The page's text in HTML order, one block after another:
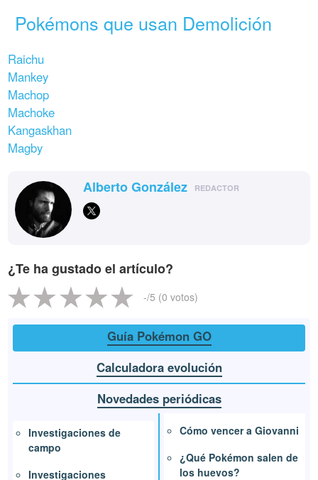
Pokémons que usan Demolición
Raichu
Mankey
Machop
Machoke
Kangaskhan
Magby
Alberto González REDACTOR
¿Te ha gustado el artículo?
-/5 (0 votos)
Guía Pokémon GO
Calculadora evolución
Novedades periódicas
Investigaciones de
campo
Investigaciones
Cómo vencer a Giovanni
¿Qué Pokémon salen de
los huevos?